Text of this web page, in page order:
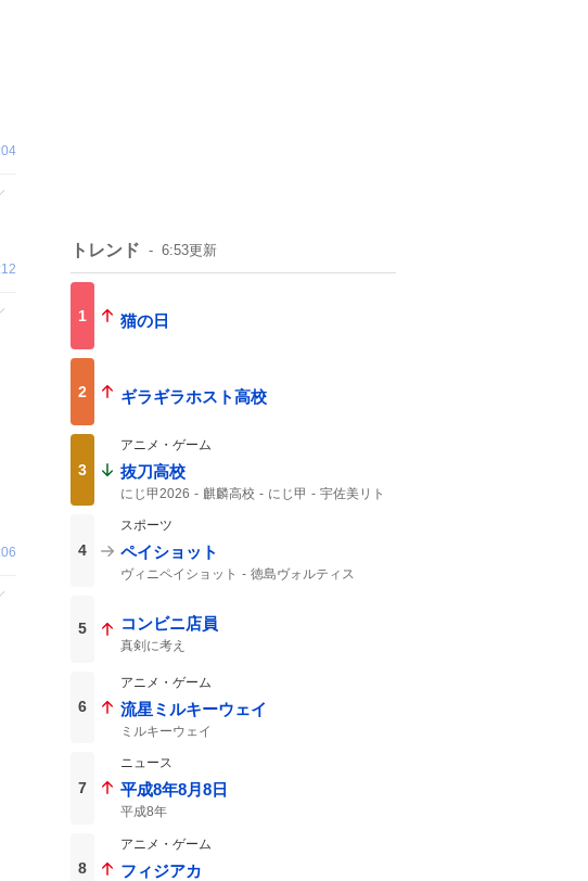
トレンド 6:53更新
1 猫の日
2 ギラギラホスト高校
3
アニメ・ゲーム
抜刀高校
にじ甲2026 麒麟高校 にじ甲 宇佐美リト
4
スポーツ
ペイショット
ヴィニペイショット
徳島ヴォルティス
コンサドーレ札幌
シュート
5 コンビニ店員
真剣に考え
6
アニメ・ゲーム
流星ミルキーウェイ
ミルキーウェイ
7
ニュース
平成8年8月8日
平成8年
8
アニメ・ゲーム
フィジアカ